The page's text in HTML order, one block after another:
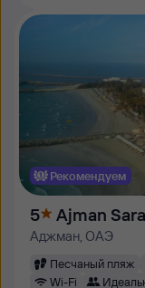
Рекомендуем
5 Ajman
Аджман, ОАЭ
Песчаный пляж
Wi-Fi